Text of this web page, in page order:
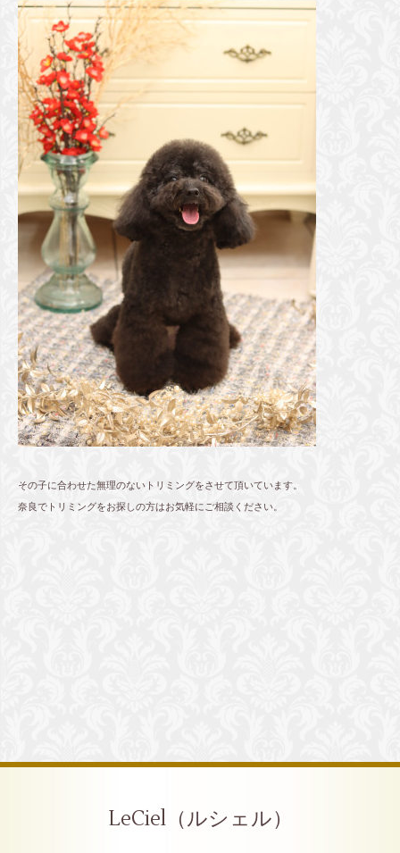
その子に合わせた無理のないトリミングをさせて頂いています。
奈良でトリミングをお探しの方はお気軽にご相談ください。
LeCiel（ルシェル）